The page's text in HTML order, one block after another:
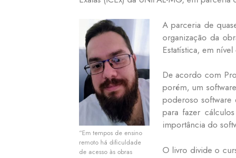
“Em tempos de ensino
remoto há dificuldade
de acesso às obras
A parceria de
organização da
Estatística, em
De acordo com
porém, um
poderoso software
para fazer
importância do
O livro divide o